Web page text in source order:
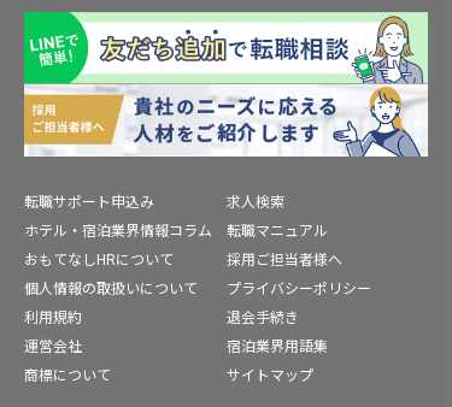
転職サポート申込み
求人検索
ホテル・宿泊業界情報コラム
転職マニュアル
おもてなしHRについて
採用ご担当者様へ
個人情報の取扱いについて
プライバシーポリシー
利用規約
退会手続き
運営会社
宿泊業界用語集
商標について
サイトマップ